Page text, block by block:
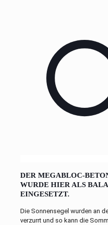
DER MEGABLOC-
WURDE HIER ALS
EINGESETZT.
Die Sonnensegel wurden an
verzurrt und so kann die